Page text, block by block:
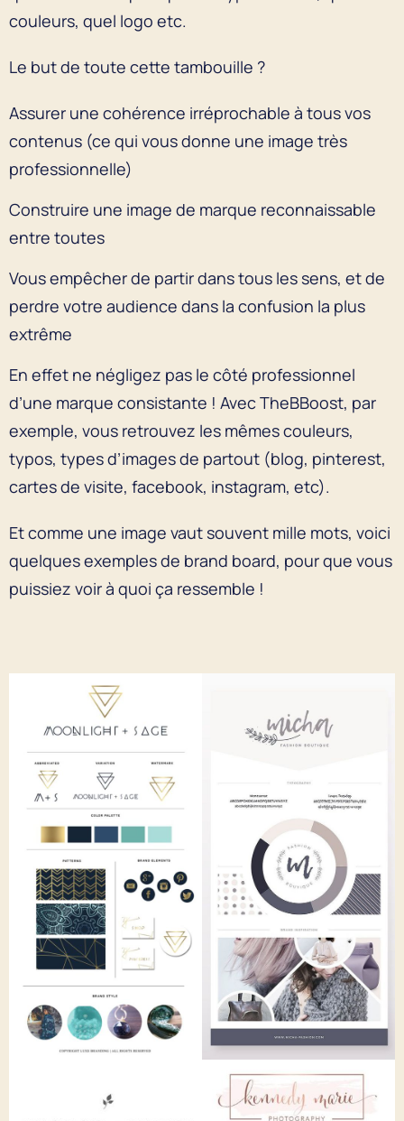
couleurs, quel logo etc.
Le but de toute cette tambouille ?
Assurer une cohérence irréprochable à tous vos
contenus (ce qui vous donne une image très
professionnelle)
Construire une image de marque reconnaissable
entre toutes
Vous empêcher de partir dans tous les sens, et de
perdre votre audience dans la confusion la plus
extrême
En effet ne négligez pas le côté professionnel
d’une marque consistante ! Avec TheBBoost, par
exemple, vous retrouvez les mêmes couleurs,
typos, types d’images de partout (blog, pinterest,
cartes de visite, facebook, instagram, etc).
Et comme une image vaut souvent mille mots, voici
quelques exemples de brand board, pour que vous
puissiez voir à quoi ça ressemble !